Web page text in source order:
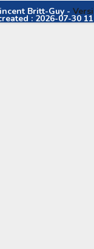
Britt-Guy -
: 2026-07-30